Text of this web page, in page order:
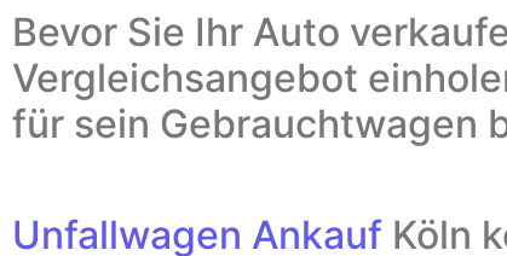
Bevor Sie Ihr Auto
Vergleichsangebot
für sein Gebrauchtwagen
Unfallwagen Ankauf Köln k